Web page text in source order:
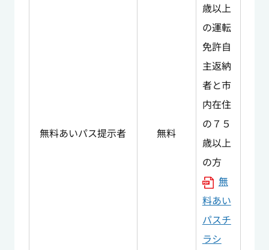
無料あいパス提示者 無料
歳以上
の運転
免許自
主返納
者と市
内在住
の７５
歳以上
の方
無
料あい
パスチ
ラシ